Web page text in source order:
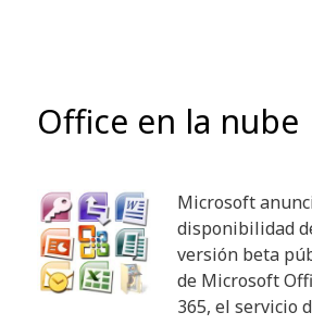
Office en la nube
Microsoft
disponibilidad
versión beta
de Microsoft
365, el servicio